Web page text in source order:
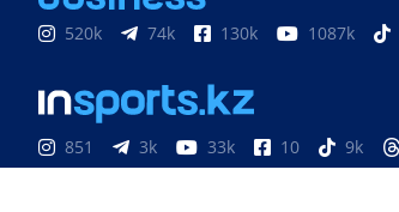
520k 74k 130k 1087k
851 3k 33k 10 9k